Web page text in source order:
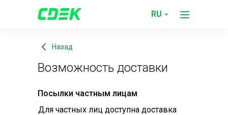
RU
поддержки
Возможность доставки
Посылки частным лицам
Назад
Для частных лиц доступна доставка